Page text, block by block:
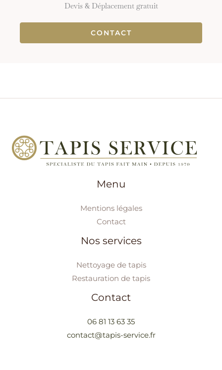
Devis & Déplacement gratuit
CONTACT
Menu
Mentions légales
Contact
Nos services
Nettoyage de tapis
Restauration de tapis
Contact
06 81 13 63 35
contact@tapis-service.fr